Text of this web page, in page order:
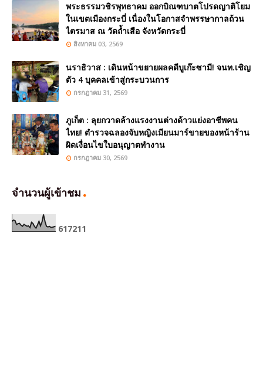
พระธรรมวชิรพุทธาคม ออกบิณฑบาตโปรดญาติโยม
ในเขตเมืองกระบี่ เนื่องในโอกาสจำพรรษากาลถ้วน
ไตรมาส ณ วัดถ้ำเสือ จังหวัดกระบี่
สิงหาคม 03, 2569
นราธิวาส : เดินหน้าขยายผลคดีบูเก๊ะซามี! จนท.เชิญ
ตัว 4 บุคคลเข้าสู่กระบวนการ
กรกฎาคม 31, 2569
ภูเก็ต : ลุยกวาดล้างแรงงานต่างด้าวแย่งอาชีพคน
ไทย! ตำรวจฉลองจับหญิงเมียนมาร์ขายของหน้าร้าน
ผิดเงื่อนไขใบอนุญาตทำงาน
กรกฎาคม 30, 2569
จำนวนผู้เข้าชม
617211